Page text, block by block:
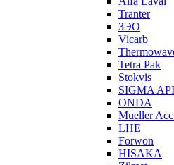
Tranter
ЗЭО
Vicarb
Tetra Pak
Stokvis
SIGMA
ONDA
Mueller
LHE
Forwon
HISAKA